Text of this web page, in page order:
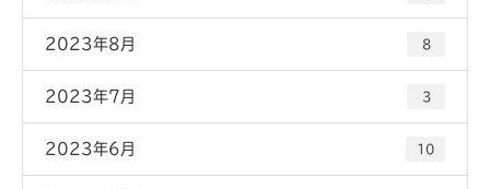
2023年8月 8
2023年7月 3
2023年6月 10